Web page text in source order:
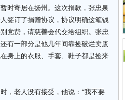
时寄居在扬州。这次捐款，张忠泉
签订了捐赠协议，协议明确这笔钱
党费，请慈善会代交给组织。张忠
有一部分是他几年间靠捡破烂卖废
身上的衣服、手套、鞋子都是捡来
老人没有接受，他说：“我不要